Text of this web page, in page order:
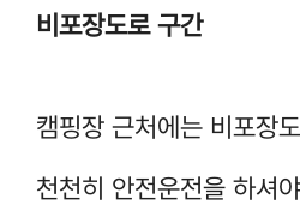
비포장도로 구간
캠핑장 근처에는 비포장
천천히 안전운전을 하셔